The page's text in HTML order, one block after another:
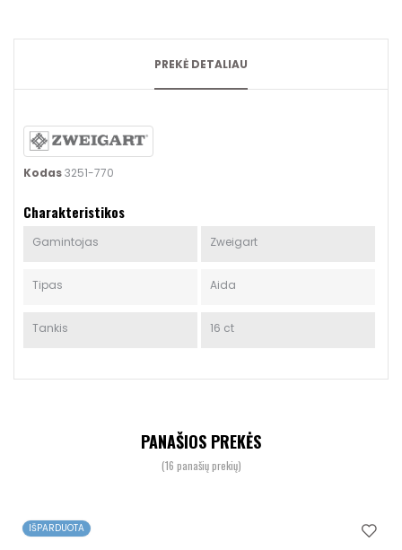
PREKĖ DETALIAU
Kodas3251-770
Charakteristikos
Gamintojas Zweigart
Tipas Aida
Tankis 16 ct
PANAŠIOS PREKĖS
(16 panašių prekių)
IŠPARDUOTA